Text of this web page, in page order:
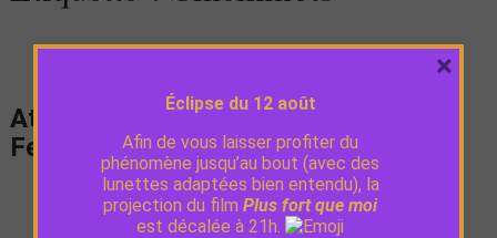
Atelier bruitage animé par Jean Carl
Feldis
Éclipse du 12 août
Afin de vous laisser profiter du
phénomène jusqu’au bout (avec des
lunettes adaptées bien entendu), la
projection du film Plus fort que moi
est décalée à 21h.
×